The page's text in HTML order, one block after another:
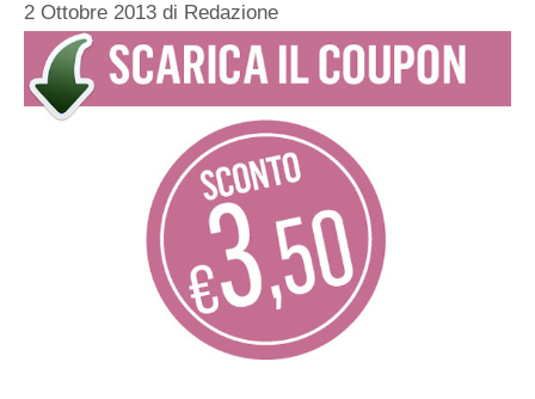
2 Ottobre 2013 di Redazione